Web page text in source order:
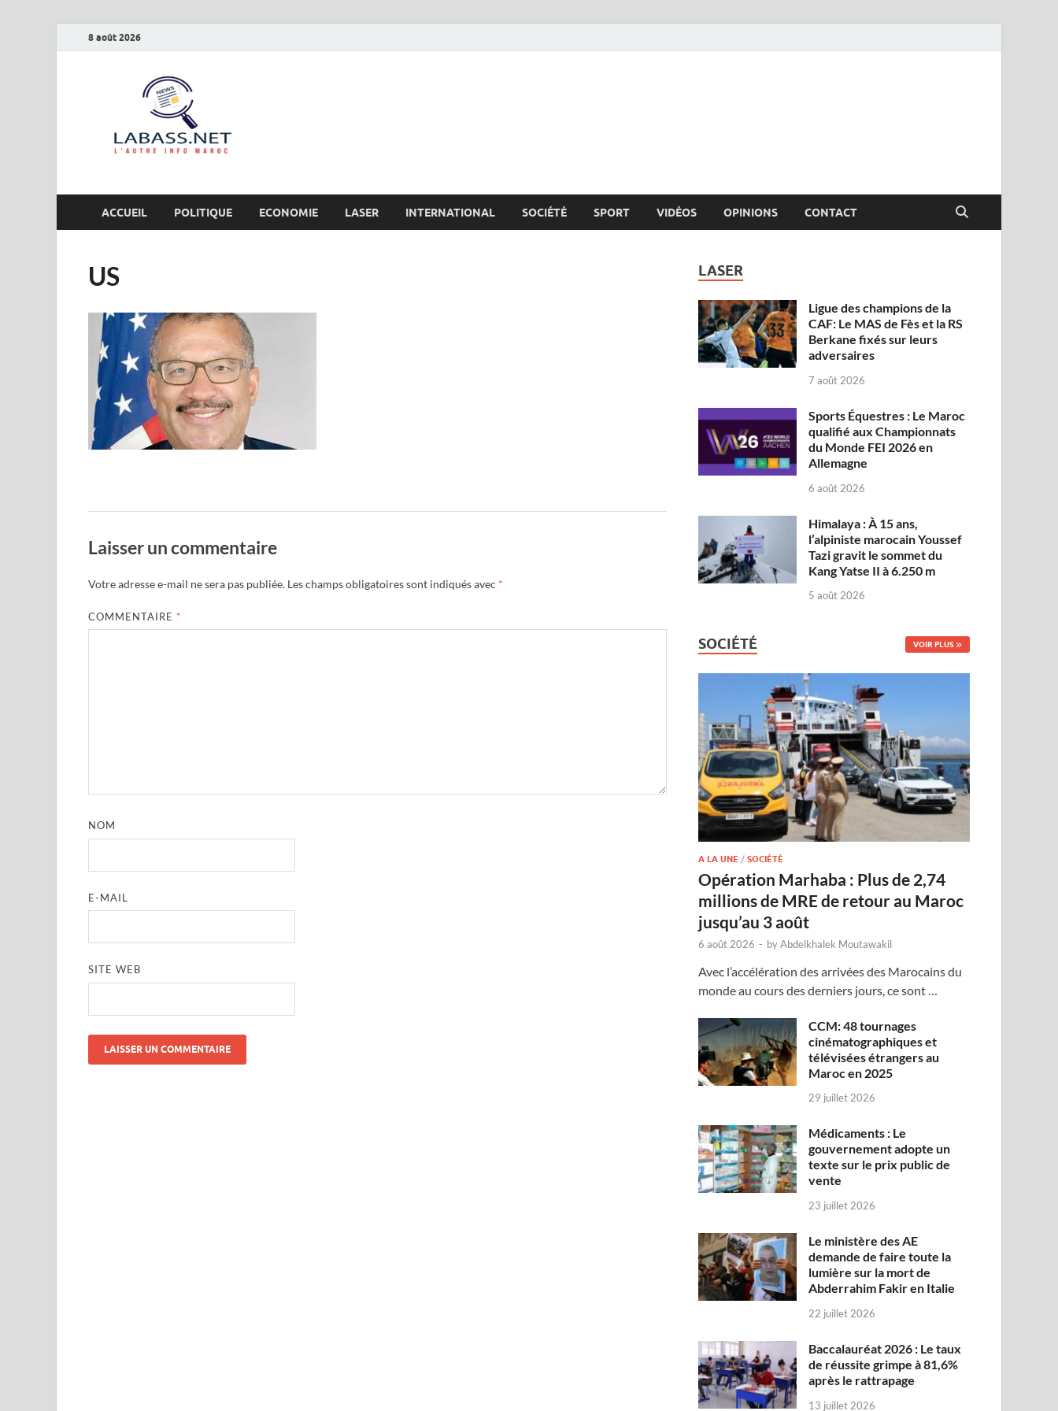
8 août 2026
ACCUEIL POLITIQUE ECONOMIE LASER INTERNATIONAL SOCIÉTÉ SPORT VIDÉOS OPINIONS CONTACT
US
Laisser un commentaire
Votre adresse e-mail ne sera pas publiée. Les champs obligatoires sont indiqués avec *
COMMENTAIRE *
NOM
E-MAIL
SITE WEB
LASER
Ligue des champions de la
CAF: Le MAS de Fès et la RS
Berkane fixés sur leurs
adversaires
7 août 2026
Sports Équestres : Le Maroc
qualifié aux Championnats
du Monde FEI 2026 en
Allemagne
6 août 2026
Himalaya : À 15 ans,
l’alpiniste marocain Youssef
Tazi gravit le sommet du
Kang Yatse II à 6.250 m
5 août 2026
SOCIÉTÉ VOIR PLUS
A LA UNE /SOCIÉTÉ
Opération Marhaba : Plus de 2,74
millions de MRE de retour au Maroc
jusqu’au 3 août
6 août 2026 - byAbdelkhalek Moutawakil
Avec l’accélération des arrivées des Marocains du
monde au cours des derniers jours, ce sont …
CCM: 48 tournages
cinématographiques et
télévisées étrangers au
Maroc en 2025
29 juillet 2026
Médicaments : Le
gouvernement adopte un
texte sur le prix public de
vente
23 juillet 2026
Le ministère des AE
demande de faire toute la
lumière sur la mort de
Abderrahim Fakir en Italie
22 juillet 2026
Baccalauréat 2026 : Le taux
de réussite grimpe à 81,6%
après le rattrapage
13 juillet 2026